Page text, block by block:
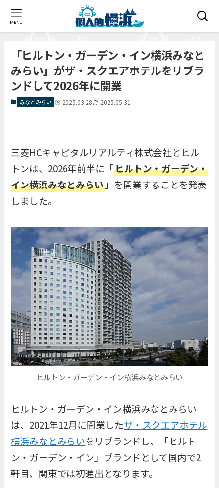
MENU
「ヒルトン・ガーデン・イン横浜みなと
みらい」がザ・スクエアホテルをリブラ
ンドして2026年に開業
みなとみらい 2025.03.28 2025.05.31
三菱HCキャピタルリアルティ株式会社とヒル
トンは、2026年前半に「ヒルトン・ガーデン・
イン横浜みなとみらい 」を開業することを発表
しました。
ヒルトン・ガーデン・イン横浜みなとみらい
ヒルトン・ガーデン・イン横浜みなとみらい
は、2021年12月に開業したザ・スクエアホテル
横浜みなとみらいをリブランドし、「ヒルト
ン・ガーデン・イン」ブランドとして国内で2
軒目、関東では初進出となります。